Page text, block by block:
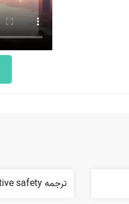
ترجمه active safety